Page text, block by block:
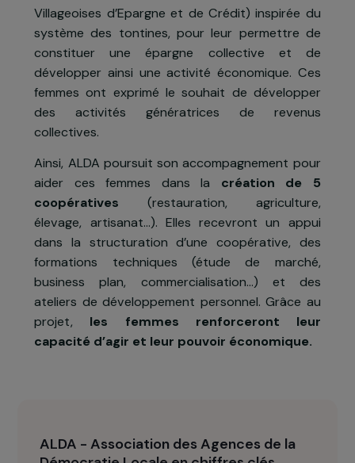
L’Association des Agences de la
Locale (ALDA) a accompagné, en 2016,
partenariat avec l’association locale ARDES,
femmes en situation de grande
dans la constitution de 5 AVEC
Villageoises d’Epargne et de Crédit) inspirée
système des tontines, pour leur permettre
constituer une épargne collective et
développer ainsi une activité économique.
femmes ont exprimé le souhait de
des activités génératrices de
collectives.
Ainsi, ALDA poursuit son accompagnement
aider ces femmes dans lacréation de
coopératives (restauration,
ateliers de développement personnel. Grâce